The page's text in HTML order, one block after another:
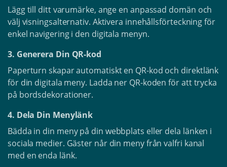
Lägg till ditt varumärke, ange en anpassad domän och
välj visningsalternativ. Aktivera innehållsförteckning för
enkel navigering i den digitala menyn.
3. Generera Din QR-kod
Paperturn skapar automatiskt en QR-kod och direktlänk
för din digitala meny. Ladda ner QR-koden för att trycka
på bordsdekorationer.
4. Dela Din Menylänk
Bädda in din meny på din webbplats eller dela länken i
sociala medier. Gäster når din meny från valfri kanal
med en enda länk.